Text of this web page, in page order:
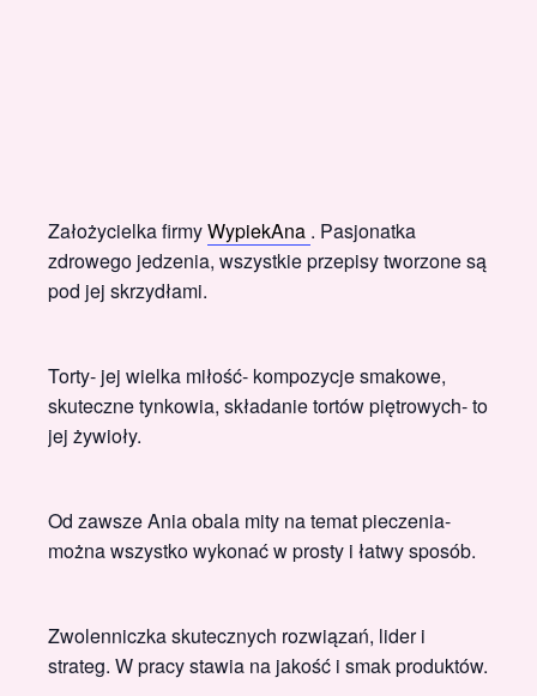
Założycielka firmyWypiekAna . Pasjonatka
zdrowego jedzenia, wszystkie przepisy tworzone są
pod jej skrzydłami.
Torty- jej wielka miłość- kompozycje smakowe,
skuteczne tynkowia, składanie tortów piętrowych- to
jej żywioły.
Od zawsze Ania obala mity na temat pieczenia-
można wszystko wykonać w prosty i łatwy sposób.
Zwolenniczka skutecznych rozwiązań, lider i
strateg. W pracy stawia na jakość i smak produktów.